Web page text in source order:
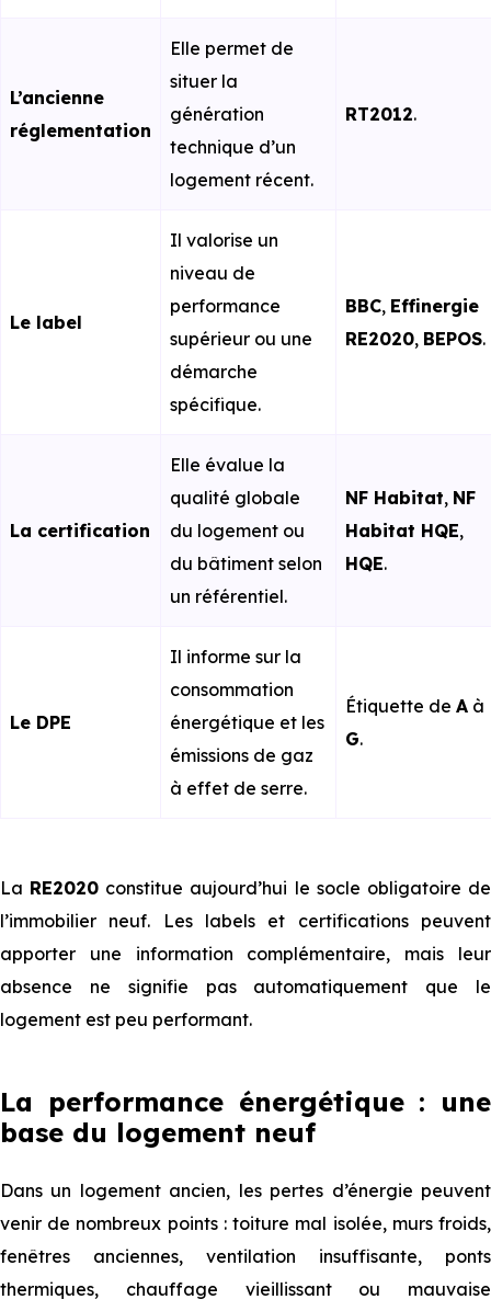
L’ancienne
réglementation
Elle permet de
situer la
génération
technique d’un
logement récent.
RT2012.
Le label
Il valorise un
niveau de
performance
supérieur ou une
démarche
spécifique.
BBC, Effinergie
RE2020, BEPOS.
La certification
Elle évalue la
qualité globale
du logement ou
du bâtiment selon
un référentiel.
NF Habitat, NF
Habitat HQE,
HQE.
Le DPE
Il informe sur la
consommation
énergétique et les
émissions de gaz
à effet de serre.
Étiquette de A à
G.
La RE2020 constitue aujourd’hui le socle obligatoire de
l’immobilier neuf. Les labels et certifications peuvent
apporter une information complémentaire, mais leur
absence ne signifie pas automatiquement que le
logement est peu performant.
La performance énergétique : une
base du logement neuf
Dans un logement ancien, les pertes d’énergie peuvent
venir de nombreux points : toiture mal isolée, murs froids,
fenêtres anciennes, ventilation insuffisante, ponts
thermiques, chauffage vieillissant ou mauvaise